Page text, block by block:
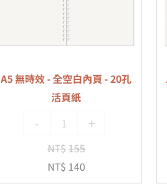
全
空
白
頁
-
20
活
頁
A5 無時效 - 全空白內頁 - 20孔
活頁紙
- +
NT$155
NT$ 140